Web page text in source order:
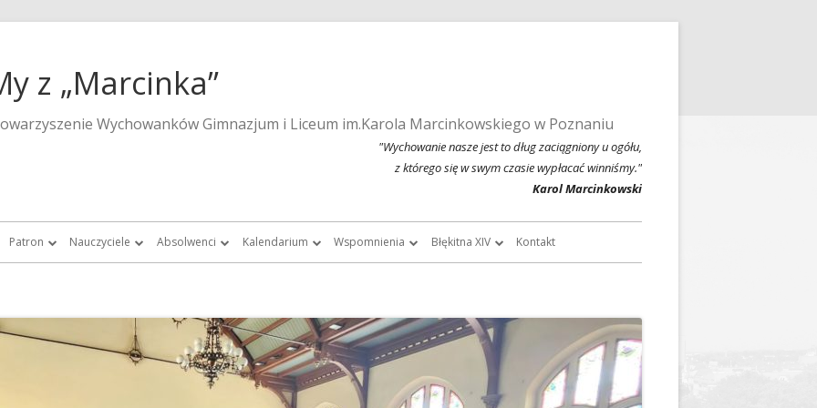
z „Marcinka”
Wychowanków Gimnazjum i Liceum im.Karola Marcinkowskiego w Poznaniu
"Wychowanie nasze jest to dług zaciągniony u ogółu,
z którego się w swym czasie wypłacać winniśmy."
Karol Marcinkowski
Gimnazjum i Liceum im.
Patron
Posąg Karola Marcinkowskiego
Lista fundatorów posągu patrona
Nauczyciele
Nauczyciele „Marcinka” po roku 1945
Absolwenci
Chór Absolwentów Antoniego
Grochowalskiego
Chór Di Nuovo
Kalendarium
Kalendarium 2013
Kalendarium 2012
Kalendarium 2011
Wspomnienia
Tygodnik Żakowski
Fotografie archiwalne
Filmy
Błękitna XIV
Historia Błękitnej XIV i jej tradycje
Błękitna XIV w latach 1999 – 2004
Jednodniówka z okazji 80-lecia
Kontakt